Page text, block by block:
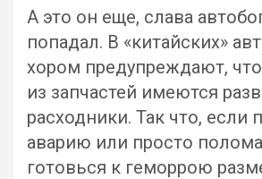
А это он еще, слава
попадал. В «китайских»
хором предупреждают,
из запчастей имеются
расходники. Так что, если
аварию или просто
готовься к геморрою